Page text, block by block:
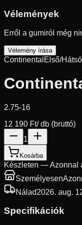
Vélemények
Erről a gumiról még
Vélemény írása
Continental Első/Hátsó
2.75-16
12 190 Ft/ db (bruttó)
1
Kosárba
Készleten — Azonnal
Személyesen
Nálad2026. aug.
Specifikációk